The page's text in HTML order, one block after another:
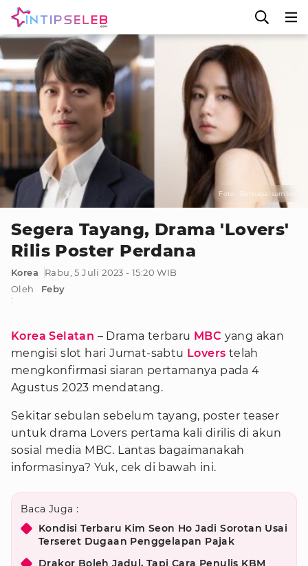
Foto : Berbagai sumber
Segera Tayang, Drama 'Lovers'
Rilis Poster Perdana
Korea
Rabu, 5 Juli 2023 - 15:20 WIB
Oleh
:
Feby
Korea Selatan – Drama terbaru MBC yang akan
mengisi slot hari Jumat-sabtu Lovers telah
mengkonfirmasi siaran pertamanya pada 4
Agustus 2023 mendatang.
Sekitar sebulan sebelum tayang, poster teaser
untuk drama Lovers pertama kali dirilis di akun
sosial media MBC. Lantas bagaimanakah
informasinya? Yuk, cek di bawah ini.
Baca Juga :
Kondisi Terbaru Kim Seon Ho Jadi Sorotan Usai
Terseret Dugaan Penggelapan Pajak
Drakor Boleh Jadul, Tapi Cara Penulis KBM